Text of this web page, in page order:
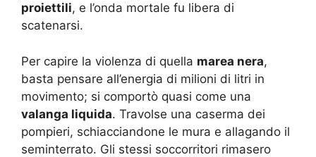
proiettili, e l’onda mortale fu libera di
scatenarsi.
Per capire la violenza di quella marea nera,
basta pensare all’energia di milioni di litri in
movimento; si comportò quasi come una
valanga liquida. Travolse una caserma dei
pompieri, schiacciandone le mura e allagando il
seminterrato. Gli stessi soccorritori rimasero